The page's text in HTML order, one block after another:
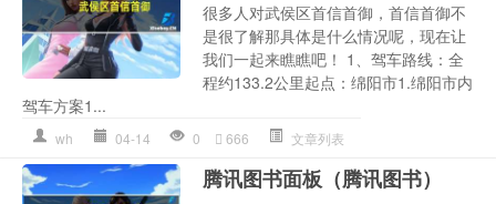
很多人对武侯区首信首御，首信首御不
是很了解那具体是什么情况呢，现在让
我们一起来瞧瞧吧！ 1、驾车路线：全
程约133.2公里起点：绵阳市1.绵阳市内
驾车方案1...
wh 04-14 0 666 文章列表
腾讯图书面板（腾讯图书）